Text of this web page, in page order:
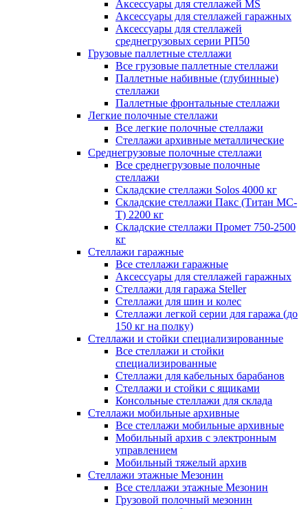
Аксессуары для стеллажей MS
Аксессуары для стеллажей гаражных
Аксессуары для стеллажей
среднегрузовых серии РП50
Грузовые паллетные стеллажи
Все грузовые паллетные стеллажи
Паллетные набивные (глубинные)
стеллажи
Паллетные фронтальные стеллажи
Легкие полочные стеллажи
Все легкие полочные стеллажи
Стеллажи архивные металлические
Среднегрузовые полочные стеллажи
Все среднегрузовые полочные
стеллажи
Складские стеллажи Solos 4000 кг
Складские стеллажи Пакс (Титан МС-
Т) 2200 кг
Складские стеллажи Промет 750-2500
кг
Стеллажи гаражные
Все стеллажи гаражные
Аксессуары для стеллажей гаражных
Стеллажи для гаража Steller
Стеллажи для шин и колес
Стеллажи легкой серии для гаража (до
150 кг на полку)
Стеллажи и стойки специализированные
Все стеллажи и стойки
специализированные
Стеллажи для кабельных барабанов
Стеллажи и стойки с ящиками
Консольные стеллажи для склада
Стеллажи мобильные архивные
Все стеллажи мобильные архивные
Мобильный архив с электронным
управлением
Мобильный тяжелый архив
Стеллажи этажные Мезонин
Все стеллажи этажные Мезонин
Грузовой полочный мезонин